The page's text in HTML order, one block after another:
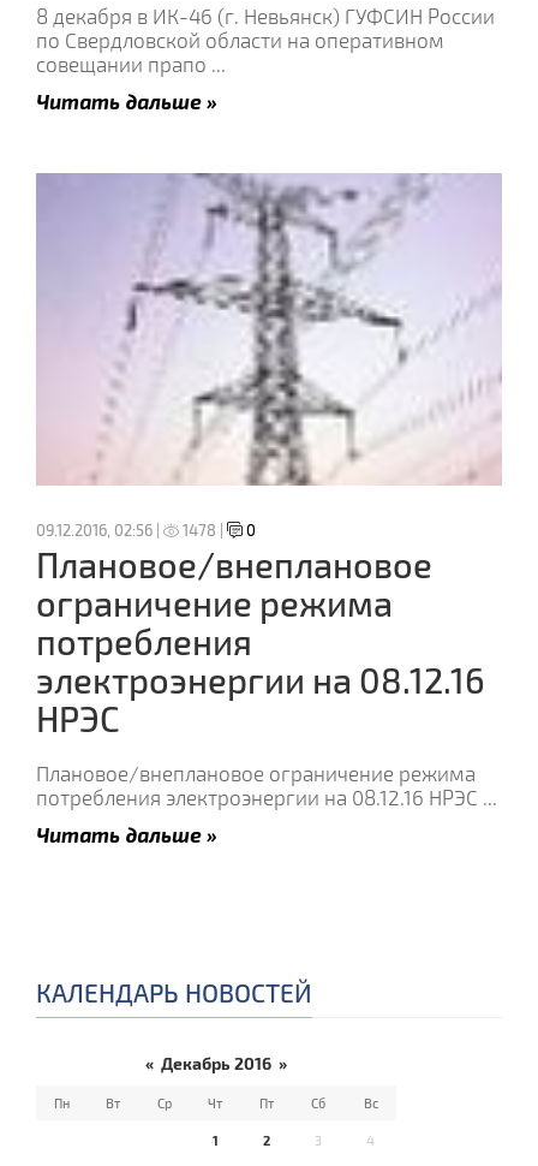
8 декабря в ИК-46 (г. Невьянск) ГУФСИН России
по Свердловской области на оперативном
совещании прапо ...
Читать дальше »
09.12.2016, 02:56 | 1478 | 0
Плановое/внеплановое
ограничение режима
потребления
электроэнергии на 08.12.16
НРЭС
Плановое/внеплановое ограничение режима
потребления электроэнергии на 08.12.16 НРЭС ...
Читать дальше »
КАЛЕНДАРЬ НОВОСТЕЙ
« Декабрь 2016 »
Пн Вт Ср Чт Пт Сб Вс
1 2 3 4